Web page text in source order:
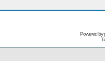
Powered by